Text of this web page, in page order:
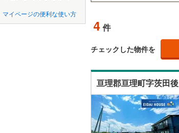
マイページの便利な使い方
4 件
チェックした物件を
亘理郡亘理町字茨田後
中国
該当物件0件
該当物件0件
該当物件0件
該当物件0件
該当物件0件
該当物件0件